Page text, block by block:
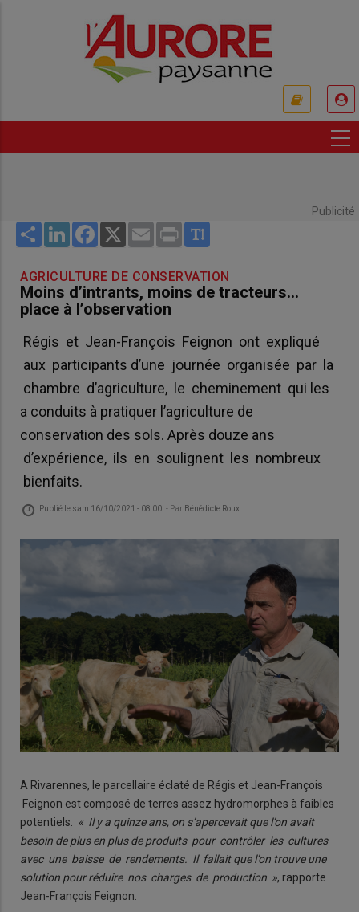
Publicité
Share LinkedInFacebook
X Email Print
AGRICULTURE DE CONSERVATION
Moins d’intrants, moins de tracteurs…
place à l’observation
Régis et Jean-François Feignon ont expliqué
aux participants d’une journée organisée par la
chambre d’agriculture, le cheminement qui les
a conduits à pratiquer l’agriculture de
conservation des sols. Après douze ans
d’expérience, ils en soulignent les nombreux
bienfaits.
Publié le sam 16/10/2021 - 08:00 - Par Bénédicte Roux
A Rivarennes, le parcellaire éclaté de Régis et Jean-François
Feignon est composé de terres assez hydromorphes à faibles
potentiels. « Il y a quinze ans, on s’apercevait que l’on avait
besoin de plus en plus de produits pour contrôler les cultures
avec une baisse de rendements. Il fallait que l’on trouve une
solution pour réduire nos charges de production », rapporte
Jean-François Feignon.